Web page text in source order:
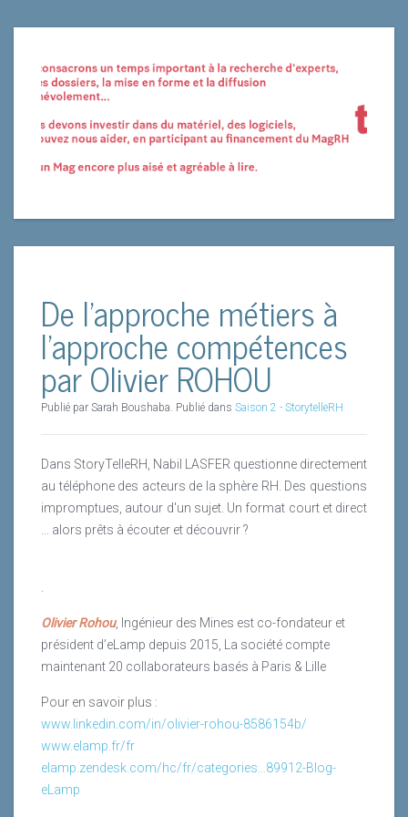
De l'approche métiers à
l'approche compétences
par Olivier ROHOU
Publié par Sarah Boushaba. Publié dans Saison 2 - StorytelleRH
Dans StoryTelleRH, Nabil LASFER questionne directement
au téléphone des acteurs de la sphère RH. Des questions
impromptues, autour d'un sujet. Un format court et direct
... alors prêts à écouter et découvrir ?
Olivier Rohou, Ingénieur des Mines est co-fondateur et
président d’eLamp depuis 2015, La société compte
maintenant 20 collaborateurs basés à Paris & Lille
Pour en savoir plus :
www.linkedin.com/in/olivier-rohou-8586154b/
www.elamp.fr/fr
elamp.zendesk.com/hc/fr/categories…89912-Blog-
eLamp